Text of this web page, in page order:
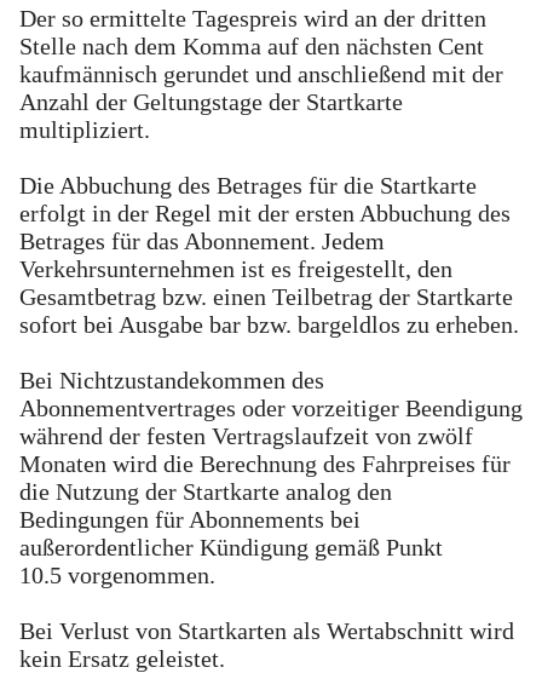
Der so ermittelte Tagespreis wird an der dritten
Stelle nach dem Komma auf den nächsten Cent
kaufmännisch gerundet und anschließend mit der
Anzahl der Geltungstage der Startkarte
multipliziert.
Die Abbuchung des Betrages für die Startkarte
erfolgt in der Regel mit der ersten Abbuchung des
Betrages für das Abonnement. Jedem
Verkehrsunternehmen ist es freigestellt, den
Gesamtbetrag bzw. einen Teilbetrag der Startkarte
sofort bei Ausgabe bar bzw. bargeldlos zu erheben.
Bei Nichtzustandekommen des
Abonnementvertrages oder vorzeitiger Beendigung
während der festen Vertragslaufzeit von zwölf
Monaten wird die Berechnung des Fahrpreises für
die Nutzung der Startkarte analog den
Bedingungen für Abonnements bei
außerordentlicher Kündigung gemäß Punkt
10.5 vorgenommen.
Bei Verlust von Startkarten als Wertabschnitt wird
kein Ersatz geleistet.